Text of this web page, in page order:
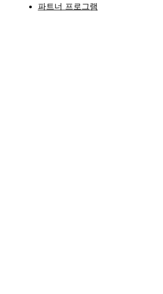
파트너 프로그램